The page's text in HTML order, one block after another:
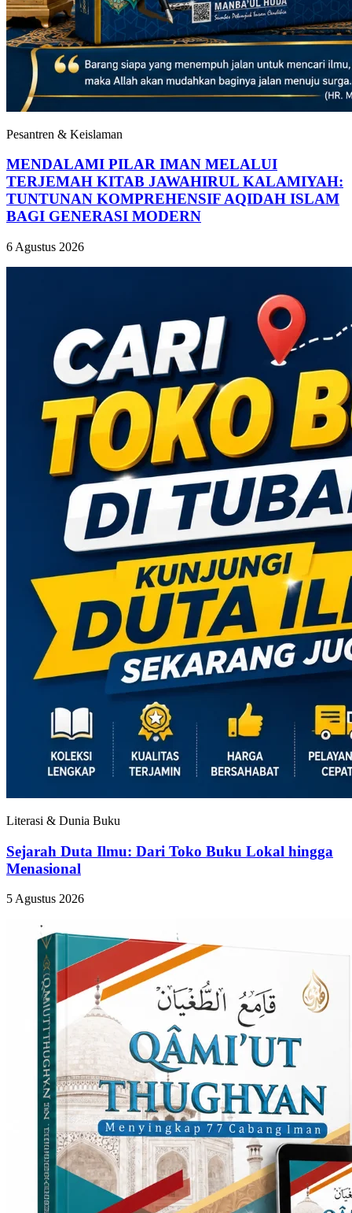
Pesantren & Keislaman
MENDALAMI PILAR IMAN MELALUI
TERJEMAH KITAB JAWAHIRUL KALAMIYAH:
TUNTUNAN KOMPREHENSIF AQIDAH ISLAM
BAGI GENERASI MODERN
6 Agustus 2026
Literasi & Dunia Buku
Sejarah Duta Ilmu: Dari Toko Buku Lokal hingga
Menasional
5 Agustus 2026